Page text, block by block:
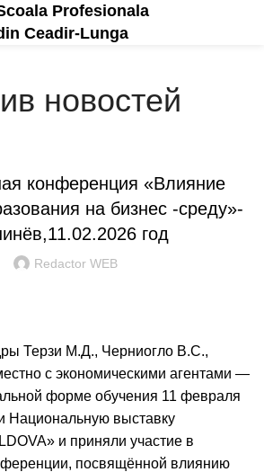
Profesionala
Ceadir-Lunga
новостей
конференция «Влияние
на бизнес -среду»-
год
Redactor WEB
Терзи М.Д., Черниогло В.С.,
с экономическими агентами —
форме обучения 11 февраля
Национальную выставку
и приняли участие в
посвящённой влиянию